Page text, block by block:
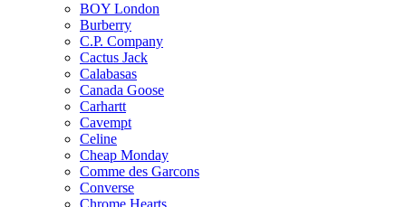
BOY London
Burberry
C.P. Company
Cactus Jack
Calabasas
Canada Goose
Carhartt
Cavempt
Celine
Cheap Monday
Comme des Garcons
Converse
Chrome Hearts